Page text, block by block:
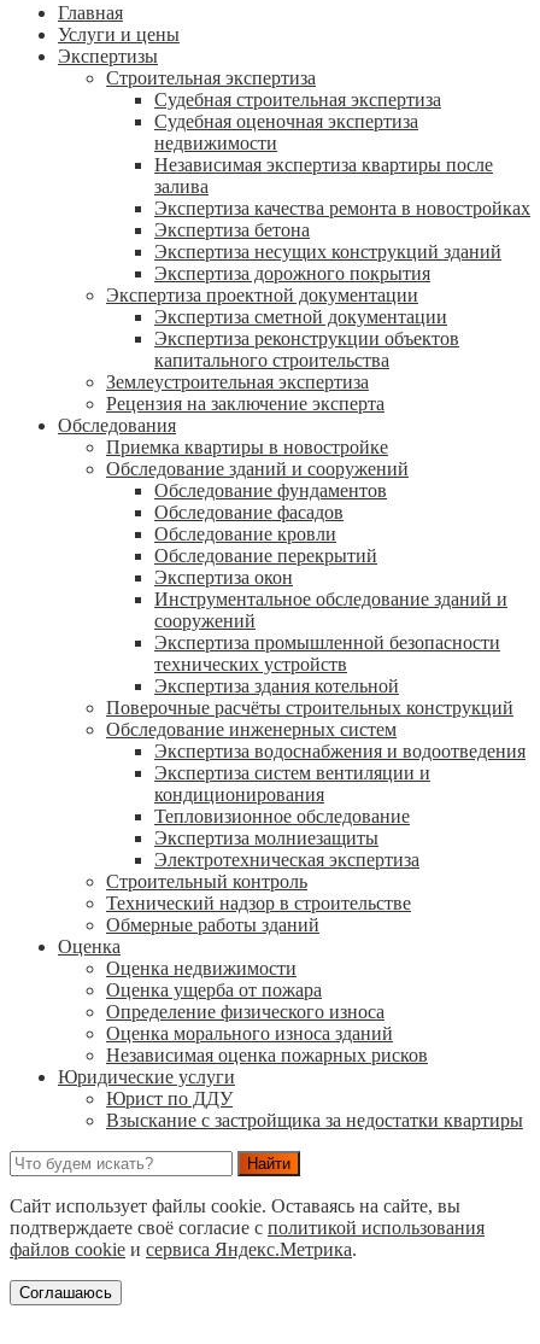
Главная
Услуги и цены
Экспертизы
Строительная экспертиза
Судебная строительная экспертиза
Судебная оценочная экспертиза
недвижимости
Независимая экспертиза квартиры после
залива
Экспертиза качества ремонта в новостройках
Экспертиза бетона
Экспертиза несущих конструкций зданий
Экспертиза дорожного покрытия
Экспертиза проектной документации
Экспертиза сметной документации
Экспертиза реконструкции объектов
капитального строительства
Землеустроительная экспертиза
Рецензия на заключение эксперта
Обследования
Приемка квартиры в новостройке
Обследование зданий и сооружений
Обследование фундаментов
Обследование фасадов
Обследование кровли
Обследование перекрытий
Экспертиза окон
Инструментальное обследование зданий и
сооружений
Экспертиза промышленной безопасности
технических устройств
Экспертиза здания котельной
Поверочные расчёты строительных конструкций
Обследование инженерных систем
Экспертиза водоснабжения и водоотведения
Экспертиза систем вентиляции и
кондиционирования
Тепловизионное обследование
Экспертиза молниезащиты
Электротехническая экспертиза
Строительный контроль
Технический надзор в строительстве
Обмерные работы зданий
Оценка
Оценка недвижимости
Оценка ущерба от пожара
Определение физического износа
Оценка морального износа зданий
Независимая оценка пожарных рисков
Юридические услуги
Юрист по ДДУ
Взыскание с застройщика за недостатки квартиры
Сайт использует файлы cookie. Оставаясь на сайте, вы
подтверждаете своё согласие с политикой использования
файлов cookie и сервиса Яндекс.Метрика.
Соглашаюсь